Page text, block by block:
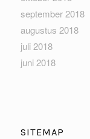
september 2018
augustus 2018
juli 2018
juni 2018
SITEMAP